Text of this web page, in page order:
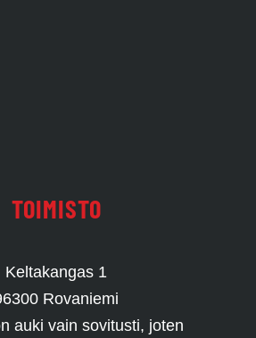
TOIMISTO
Keltakangas 1
Rovaniemi
auki vain sovitusti, joten